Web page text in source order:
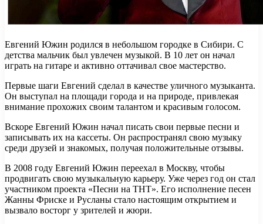
Евгений Южин родился в небольшом городке в Сибири. С
детства мальчик был увлечен музыкой. В 10 лет он начал
играть на гитаре и активно оттачивал свое мастерство.
Первые шаги Евгений сделал в качестве уличного музыканта.
Он выступал на площади города и на природе, привлекая
внимание прохожих своим талантом и красивым голосом.
Вскоре Евгений Южин начал писать свои первые песни и
записывать их на кассеты. Он распространял свою музыку
среди друзей и знакомых, получая положительные отзывы.
В 2008 году Евгений Южин переехал в Москву, чтобы
продвигать свою музыкальную карьеру. Уже через год он стал
участником проекта «Песни на ТНТ». Его исполнение песен
Жанны Фриске и Русланы стало настоящим открытием и
вызвало восторг у зрителей и жюри.